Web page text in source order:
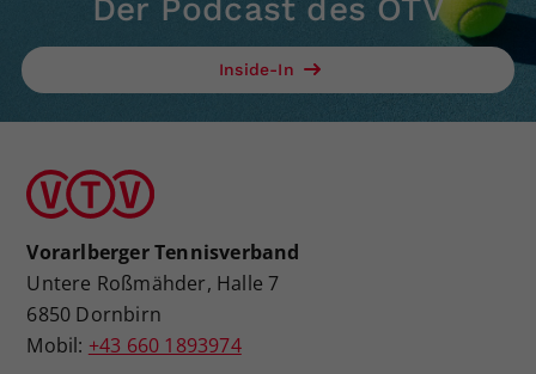
Der Podcast des ÖTV
Inside-In
Vorarlberger Tennisverband
Untere Roßmähder, Halle 7
6850 Dornbirn
Mobil: +43 660 1893974
Dieser Wert speichert Ihre Consent-
zufällig generierte ID, für die